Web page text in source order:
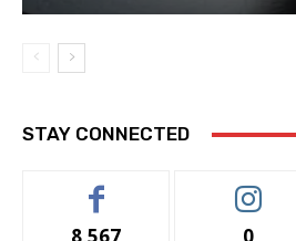
STAY CONNECTED